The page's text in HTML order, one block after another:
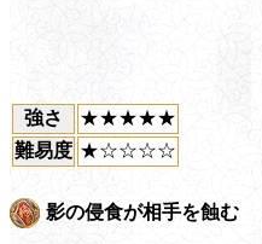
強さ
★★★★★
難易度 ★☆☆☆☆
影の侵食が相手を蝕む